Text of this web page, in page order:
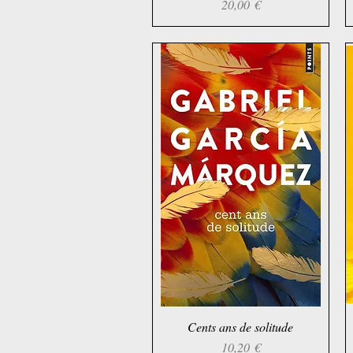
Preis
20,00 €
Schnellansicht
Cents ans de solitude
Preis
10,20 €